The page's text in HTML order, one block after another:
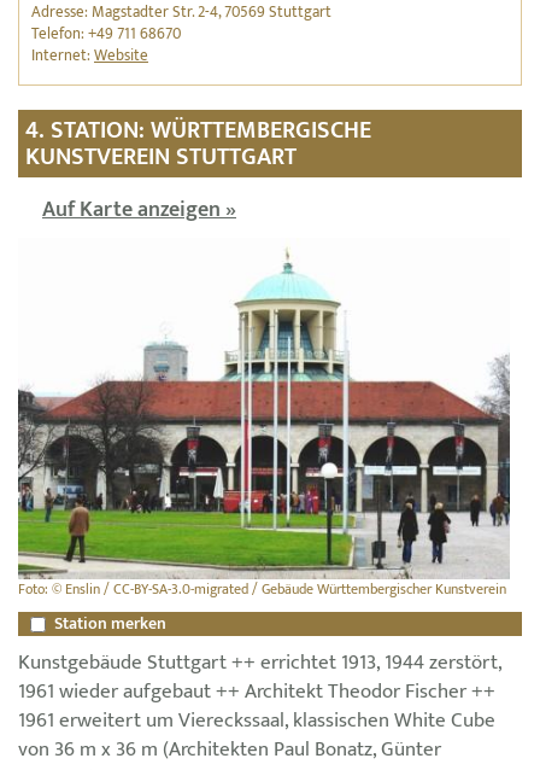
Adresse: Magstadter Str. 2-4, 70569 Stuttgart
Telefon: +49 711 68670
Internet:Website
4. STATION: WÜRTTEMBERGISCHE
KUNSTVEREIN STUTTGART
Auf Karte anzeigen »
Foto: © Enslin / CC-BY-SA-3.0-migrated / Gebäude Württembergischer Kunstverein
Station merken
Kunstgebäude Stuttgart ++ errichtet 1913, 1944 zerstört,
1961 wieder aufgebaut ++ Architekt Theodor Fischer ++
1961 erweitert um Viereckssaal, klassischen White Cube
von 36 m x 36 m (Architekten Paul Bonatz, Günter